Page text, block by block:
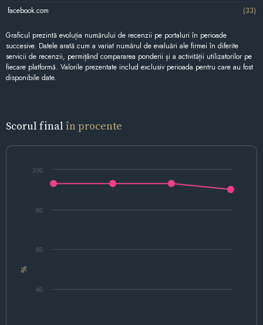
facebook.com
(33)
Graficul prezintă evoluția numărului de recenzii pe portaluri în perioade
succesive. Datele arată cum a variat numărul de evaluări ale firmei în diferite
servicii de recenzii, permițând compararea ponderii și a activității utilizatorilor pe
fiecare platformă. Valorile prezentate includ exclusiv perioada pentru care au fost
disponibile date.
Scorul final în procente
%
40
60
80
100